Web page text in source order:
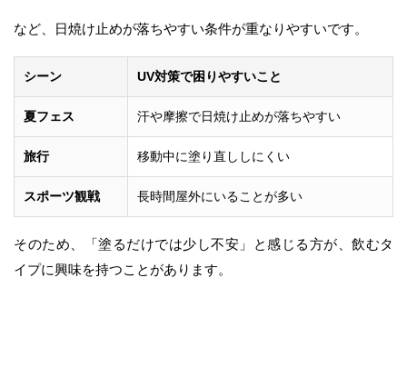
など、日焼け止めが落ちやすい条件が重なりやすいです。
シーン UV対策で困りやすいこと
夏フェス 汗や摩擦で日焼け止めが落ちやすい
旅行 移動中に塗り直ししにくい
スポーツ観戦 長時間屋外にいることが多い
そのため、「塗るだけでは少し不安」と感じる方が、飲むタ
イプに興味を持つことがあります。